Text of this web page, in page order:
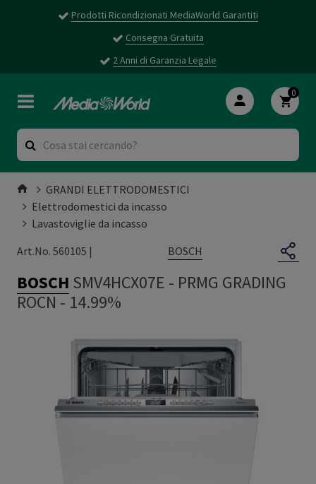
Prodotti Ricondizionati MediaWorld Garantiti
Consegna Gratuita
2 Anni di Garanzia Legale
0
GRANDI ELETTRODOMESTICI
Elettrodomestici da incasso
Lavastoviglie da incasso
Art.No. 560105 |
BOSCH
BOSCH SMV4HCX07E - PRMG GRADING
ROCN - 14.99%